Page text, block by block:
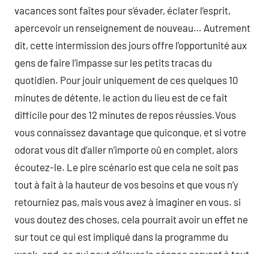
vacances sont faîtes pour s’évader, éclater l’esprit,
apercevoir un renseignement de nouveau… Autrement
dit, cette intermission des jours offre l’opportunité aux
gens de faire l’impasse sur les petits tracas du
quotidien. Pour jouir uniquement de ces quelques 10
minutes de détente, le action du lieu est de ce fait
difficile pour des 12 minutes de repos réussies.Vous
vous connaissez davantage que quiconque, et si votre
odorat vous dit d’aller n’importe oû en complet, alors
écoutez-le. Le pire scénario est que cela ne soit pas
tout à fait à la hauteur de vos besoins et que vous n’y
retourniez pas, mais vous avez à imaginer en vous. si
vous doutez des choses, cela pourrait avoir un effet ne
sur tout ce qui est impliqué dans la programme du